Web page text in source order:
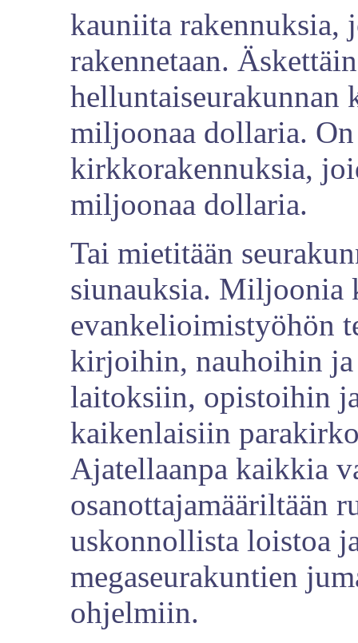
kauniita rakennuksia,
rakennetaan.
miljoonaa dollaria.
kirkkorakennuksia,
miljoonaa dollaria.
Tai mietitään
siunauksia. Miljoonia
evankelioimistyöhön
kirjoihin, nauhoihin
laitoksiin, opistoihin
kaikenlaisiin
Ajatellaanpa kaikkia
osanottajamääriltään
uskonnollista loistoa
megaseurakuntien
ohjelmiin.